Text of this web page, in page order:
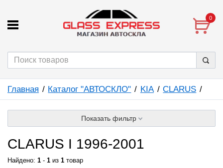
0
Главная Каталог "АВТОСКЛО" KIA CLARUS
Показать фильтр
CLARUS I 1996-2001
Найдено: 1 - 1 из 1 товар